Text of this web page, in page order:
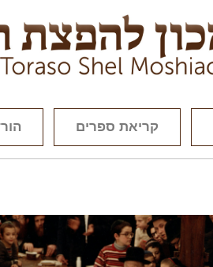
קריאת ספרים